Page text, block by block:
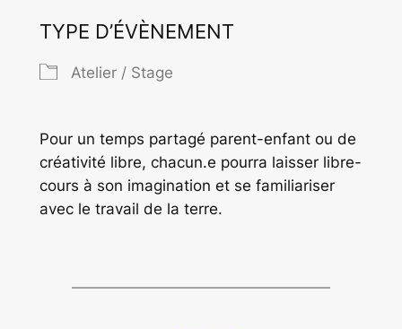
TYPE D’ÉVÈNEMENT
Atelier / Stage
Pour un temps partagé parent-enfant ou de
créativité libre, chacun.e pourra laisser libre-
cours à son imagination et se familiariser
avec le travail de la terre.